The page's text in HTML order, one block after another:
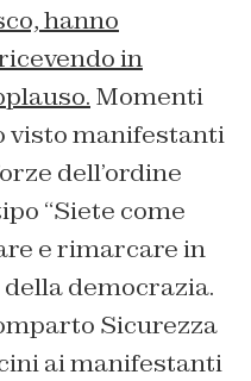
hanno
in
Momenti
visto manifestanti
dell’ordine
“Siete come
e rimarcare in
democrazia.
Sicurezza
ai manifestanti